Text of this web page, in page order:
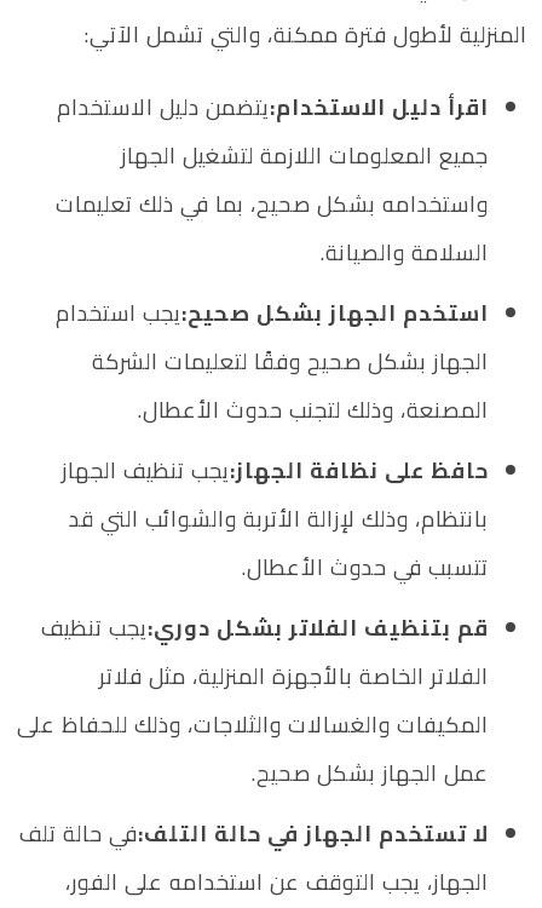
المنزلية لأطول فترة ممكنة، والتي تشمل الآتي:
اقرأ دليل الاستخدام:يتضمن دليل الاستخدام
جميع المعلومات اللازمة لتشغيل الجهاز
واستخدامه بشكل صحيح، بما في ذلك تعليمات
السلامة والصيانة.
استخدم الجهاز بشكل صحيح:يجب استخدام
الجهاز بشكل صحيح وفقًا لتعليمات الشركة
المصنعة، وذلك لتجنب حدوث الأعطال.
حافظ على نظافة الجهاز:يجب تنظيف الجهاز
بانتظام، وذلك لإزالة الأتربة والشوائب التي قد
تتسبب في حدوث الأعطال.
قم بتنظيف الفلاتر بشكل دوري:يجب تنظيف
الفلاتر الخاصة بالأجهزة المنزلية، مثل فلاتر
المكيفات والغسالات والثلاجات، وذلك للحفاظ على
عمل الجهاز بشكل صحيح.
لا تستخدم الجهاز في حالة التلف:في حالة تلف
الجهاز، يجب التوقف عن استخدامه على الفور،